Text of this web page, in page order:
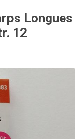
Longues
12